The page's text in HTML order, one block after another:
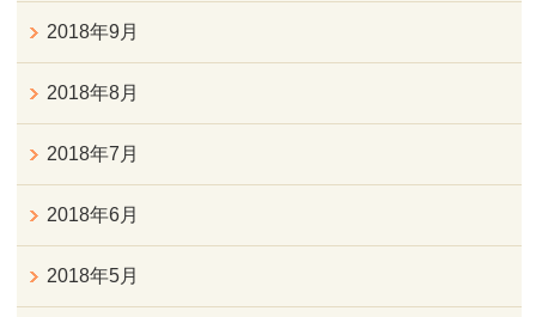
2018年9月
2018年8月
2018年7月
2018年6月
2018年5月